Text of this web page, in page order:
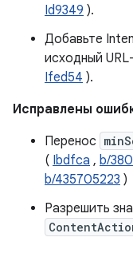
Id9349 ).
Добавьте
исходный
Ifed54 ).
Исправлены
Перенос
( Ibdfca , b/
b/435705223 )
Разрешить